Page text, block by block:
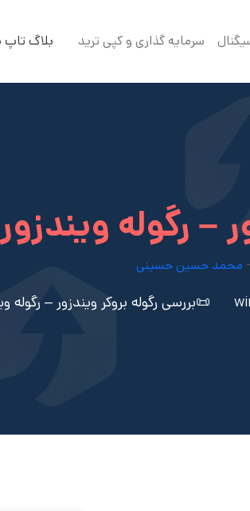
سرمایه گذاری و کپی ترید بلاگ تاپ
– رگوله
محمد حسین حسینی
📜بررسی رگوله بروکر ویندزور –